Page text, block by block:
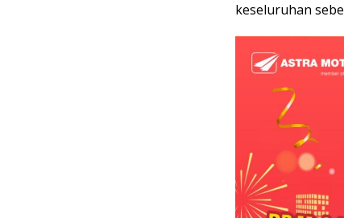
keseluruhan